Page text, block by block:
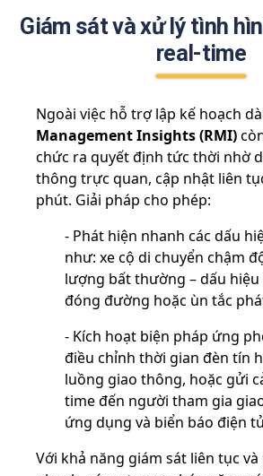
Giám sát và xử lý tình
real-time
Ngoài việc hỗ trợ lập kế hoạch
Management Insights (RMI)
chức ra quyết định tức thời nhờ
thông trực quan, cập nhật liên
phút. Giải pháp cho phép:
- Phát hiện nhanh các dấu
như: xe cộ di chuyển chậm
lượng bất thường – dấu hiệu
đóng đường hoặc ùn tắc
- Kích hoạt biện pháp ứng
điều chỉnh thời gian đèn tín
luồng giao thông, hoặc gửi
time đến người tham gia
ứng dụng và biển báo điện
Với khả năng giám sát liên tục